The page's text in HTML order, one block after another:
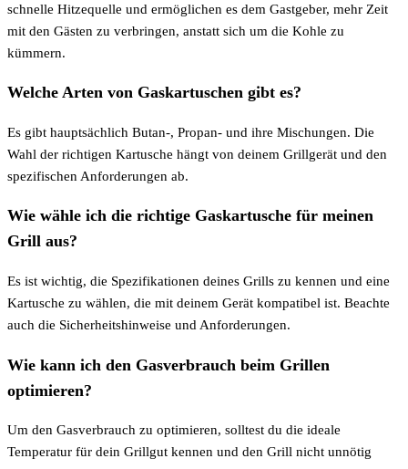
schnelle Hitzequelle und ermöglichen es dem Gastgeber, mehr Zeit
mit den Gästen zu verbringen, anstatt sich um die Kohle zu
kümmern.
Welche Arten von Gaskartuschen gibt es?
Es gibt hauptsächlich Butan-, Propan- und ihre Mischungen. Die
Wahl der richtigen Kartusche hängt von deinem Grillgerät und den
spezifischen Anforderungen ab.
Wie wähle ich die richtige Gaskartusche für meinen
Grill aus?
Es ist wichtig, die Spezifikationen deines Grills zu kennen und eine
Kartusche zu wählen, die mit deinem Gerät kompatibel ist. Beachte
auch die Sicherheitshinweise und Anforderungen.
Wie kann ich den Gasverbrauch beim Grillen
optimieren?
Um den Gasverbrauch zu optimieren, solltest du die ideale
Temperatur für dein Grillgut kennen und den Grill nicht unnötig